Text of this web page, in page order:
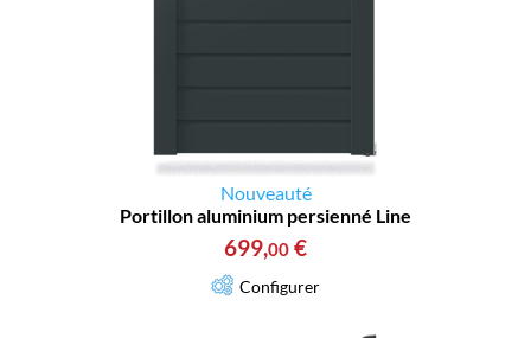
Nouveauté
Portillon aluminium persienné Line
699,00 €
Configurer